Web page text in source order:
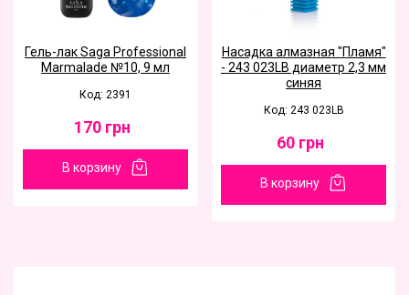
Гель-лак Saga Professional
Marmalade №10, 9 мл
Код: 2391
170 грн
В корзину
Насадка алмазная "Пламя"
- 243 023LB диаметр 2,3 мм
синяя
Код: 243 023LB
60 грн
В корзину